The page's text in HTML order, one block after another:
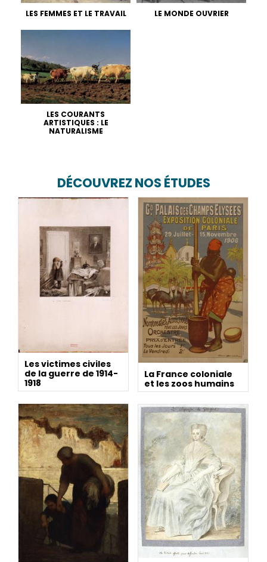
LES FEMMES ET LE TRAVAIL LE MONDE OUVRIER
LES COURANTS
ARTISTIQUES : LE
NATURALISME
DÉCOUVREZ NOS ÉTUDES
Les victimes civiles
de la guerre de 1914-
1918
La France coloniale
et les zoos humains